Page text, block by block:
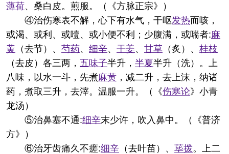
薄荷、桑白皮。煎服。（《方脉正宗》）
④治伤寒表不解，心下有水气，干呕发热而咳，
或渴、或利、或噎、或小便不利；少腹满，或喘者:麻
黄 （去节）、 芍药、 细辛、 干姜、 甘草 （炙）、 桂枝
（去皮）各三两， 五味子半升， 半夏半升（洗）。上
八味，以水一斗，先煮麻黄 ，减二升，去上沫，纳诸
药，煮取三升，去滓。温服一升。（《伤寒论》小青
龙汤）
⑤治鼻塞不通:细辛末少许，吹入鼻中。（《普济
方》）
⑥治牙齿痛久不瘥:细辛 （去叶苗）、 荜拨。上二